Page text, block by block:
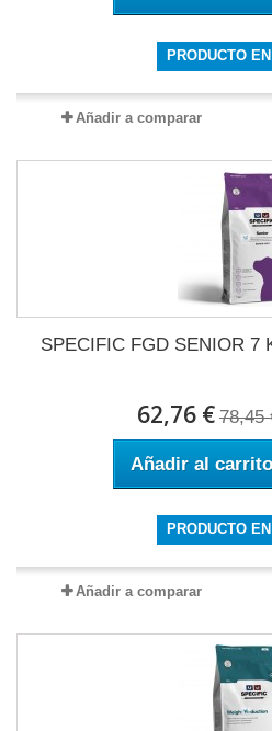
PRODUCTO
Añadir a comparar
SPECIFIC FGD SENIOR 7
62,76 € 78,45
Añadir al carrito
PRODUCTO
Añadir a comparar